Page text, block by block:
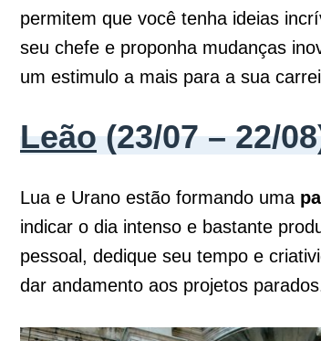
permitem que você tenha ideias
seu chefe e proponha mudanças
um estimulo a mais para a sua
Leão(23/07 – 22/
Lua e Urano estão formando uma
indicar o dia intenso e bastante
pessoal, dedique seu tempo e
dar andamento aos projetos